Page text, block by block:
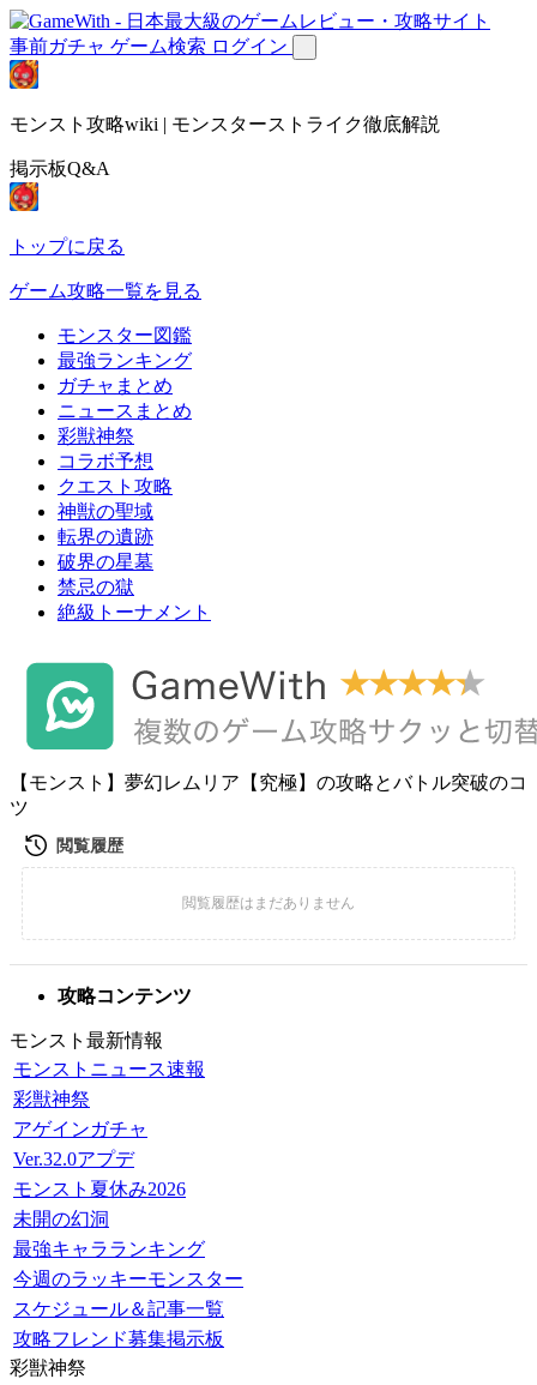
事前ガチャ ゲーム検索 ログイン
モンスト攻略wiki | モンスターストライク徹底解説
掲示板Q&A
トップに戻る
ゲーム攻略一覧を見る
モンスター図鑑
最強ランキング
ガチャまとめ
ニュースまとめ
彩獣神祭
コラボ予想
クエスト攻略
神獣の聖域
転界の遺跡
破界の星墓
禁忌の獄
絶級トーナメント
【モンスト】夢幻レムリア【究極】の攻略とバトル突破のコ
ツ
攻略コンテンツ
モンスト最新情報
モンストニュース速報
彩獣神祭
アゲインガチャ
Ver.32.0アプデ
モンスト夏休み2026
未開の幻洞
最強キャラランキング
今週のラッキーモンスター
スケジュール＆記事一覧
攻略フレンド募集掲示板
彩獣神祭